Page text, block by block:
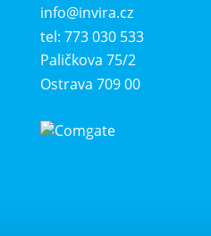
info@invira.cz
tel: 773 030 533
Paličkova 75/2
Ostrava 709 00